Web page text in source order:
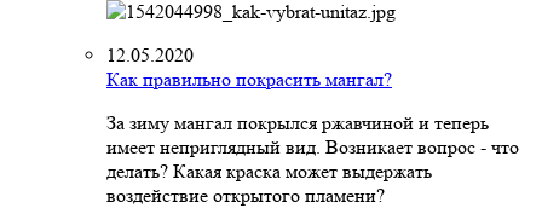
12.05.2020
Как правильно покрасить мангал?
За зиму мангал покрылся ржавчиной и теперь
имеет неприглядный вид. Возникает вопрос - что
делать? Какая краска может выдержать
воздействие открытого пламени?